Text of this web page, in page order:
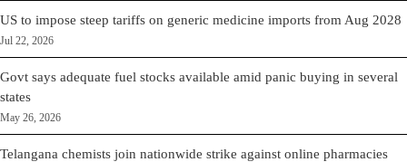
US to impose steep tariffs on generic medicine imports from Aug 2028
Jul 22, 2026
Govt says adequate fuel stocks available amid panic buying in several
states
May 26, 2026
Telangana chemists join nationwide strike against online pharmacies